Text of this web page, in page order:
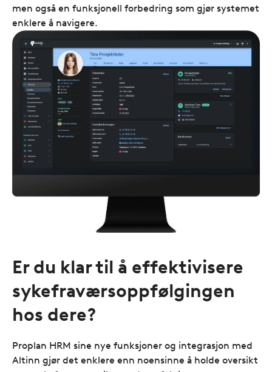
men også en funksjonell forbedring som gjør systemet
enklere å navigere.
Er du klar til å effektivisere
sykefraværsoppfølgingen
hos dere?
Proplan HRM sine nye funksjoner og integrasjon med
Altinn gjør det enklere enn noensinne å holde oversikt